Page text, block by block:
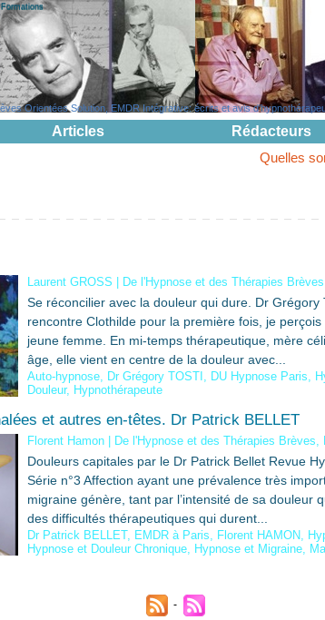
Orientées Solution, EMDR Intégrative: écrits et avis
Articles Rédacteurs
Quelles sont les
Laurent GROSS | De l'Hypnose et des Thérapies
Se réconcilier avec la douleur qui dure. Dr
rencontre Clothilde pour la première fois, je
jeune femme. En mi-temps thérapeutique, mère
âge, elle vient en centre de la douleur avec...
Auto-hypnose Dr Grégory TOSTI DU Hypnose Paris
Douleur, Hypnothérapeute
et autres en-têtes. Dr Patrick BELLET
Florent Hamon | De l'Hypnose et des Thérapies
Douleurs capitales par le Dr Patrick Bellet Revue
Série n°3 Affection ayant une prévalence très
migraine génère, tant par l’intensité de sa douleur
des difficultés thérapeutiques qui durent...
Dr Patrick BELLET, EMDR à Paris Florent HAMON
Hypnose et Douleur Chronique Hypnose et Migraine